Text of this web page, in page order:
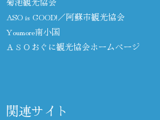
ASO is GOOD!／阿蘇市観光協会
Youmore南小国
ＡＳＯおぐに観光協会ホームページ
関連サイト